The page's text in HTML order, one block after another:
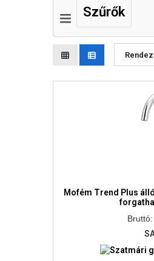
Szűrők
Mofém Trend Plus
Bruttó: